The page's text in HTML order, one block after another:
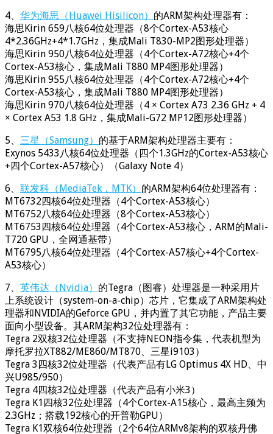
4、 华为海思（Huawei Hisilicon） 的ARM架构处理器有：
海思Kirin 659八核64位处理器（8个Cortex-A53核心
4*2.36GHz+4*1.7GHz，集成Mali T830-MP2图形处理器）
海思Kirin 950八核64位处理器（4个Cortex-A72核心+4个
Cortex-A53核心，集成Mali T880 MP4图形处理器）
海思Kirin 955八核64位处理器（4个Cortex-A72核心+4个
Cortex-A53核心，集成Mali T880 MP4图形处理器）
海思Kirin 970八核64位处理器（4 × Cortex A73 2.36 GHz + 4
× Cortex A53 1.8 GHz，集成Mali-G72 MP12图形处理器）
5、 三星（Samsung） 的基于ARM架构处理器主要有：
Exynos 5433八核64位处理器（四个1.3GHz的Cortex-A53核心
+四个Cortex-A57核心）（Galaxy Note 4）
6、 联发科（MediaTek，MTK） 的ARM架构64位处理器有：
MT6732四核64位处理器（4个Cortex-A53核心）
MT6752八核64位处理器（8个Cortex-A53核心）
MT6753四核64位处理器（4个Cortex-A53核心，ARM的Mali-
T720 GPU，全网通基带）
MT6795八核64位处理器（4个Cortex-A57核心+4个Cortex-
A53核心）
7、 英伟达（Nvidia） 的Tegra（图睿）处理器是一种采用片
上系统设计（system-on-a-chip）芯片，它集成了ARM架构处
理器和NVIDIA的Geforce GPU，并内置了其它功能，产品主要
面向小型设备。其ARM架构32位处理器有：
Tegra 2双核32位处理器（不支持NEON指令集，代表机型为
摩托罗拉XT882/ME860/MT870、三星i9103）
Tegra 3四核32位处理器（代表产品有LG Optimus 4X HD、中
兴U985/950）
Tegra 4四核32位处理器（代表产品有小米3）
Tegra K1四核32位处理器（4个Cortex-A15核心，最高主频为
2.3GHz；搭载192核心的开普勒GPU）
Tegra K1双核64位处理器（2个64位ARMv8架构的双核丹佛